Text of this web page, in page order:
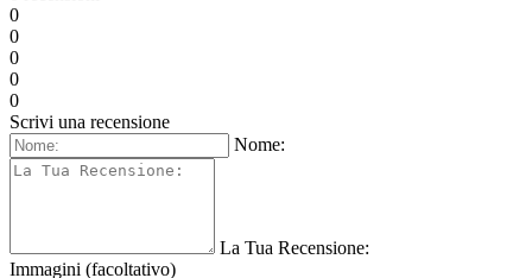
0
0
0
0
0
Scrivi una recensione
Nome:
La Tua Recensione:
Immagini (facoltativo)